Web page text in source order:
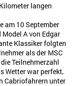
langen
am 10 September
A von Edgar
Klassiker folgten
als der MSC
Teilnehmerzahl
Wetter war perfekt,
Cabriofahrern unter